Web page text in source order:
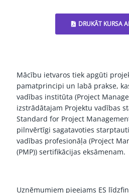
DRUKĀT KURSA
Mācību ietvaros tiek apgūti
pamatprincipi un labā prakse,
vadības institūta (Project
izstrādātajam Projektu vadības
Standard for Project
pilnvērtīgi sagatavoties
vadības profesionāļa (Project
(PMP)) sertifikācijas eksāmenam.
Uzņēmumiem pieejams ES